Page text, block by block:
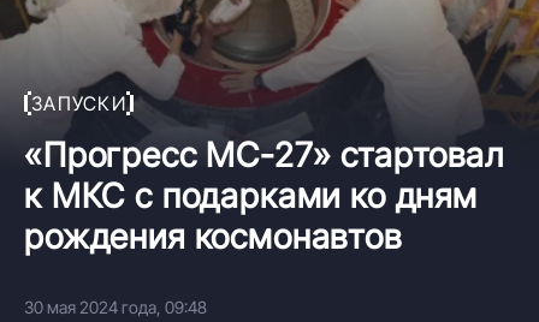
ЗАПУСКИ
«Прогресс МС-27» стартовал
к МКС с подарками ко дням
рождения космонавтов
30 мая 2024 года, 09:48